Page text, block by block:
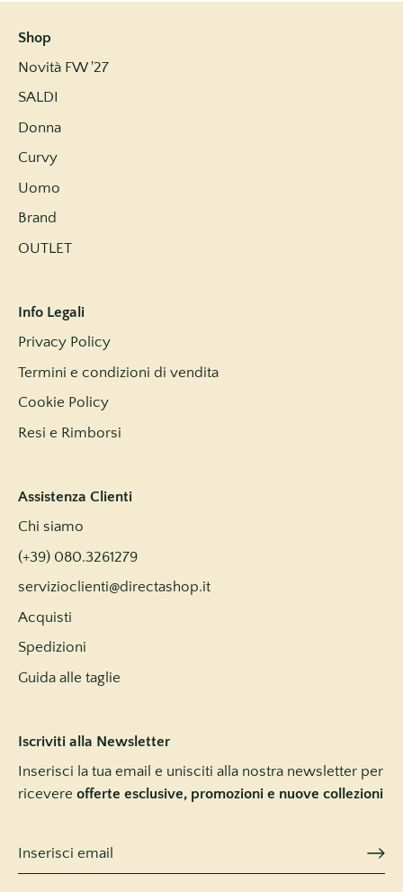
Shop
Novità FW '27
SALDI
Donna
Curvy
Uomo
Brand
OUTLET
Info Legali
Privacy Policy
Termini e condizioni di vendita
Cookie Policy
Resi e Rimborsi
Assistenza Clienti
Chi siamo
(+39) 080.3261279
servizioclienti@directashop.it
Acquisti
Spedizioni
Guida alle taglie
Iscriviti alla Newsletter
Inserisci la tua email e unisciti alla nostra newsletter per
ricevere offerte esclusive, promozioni e nuove collezioni